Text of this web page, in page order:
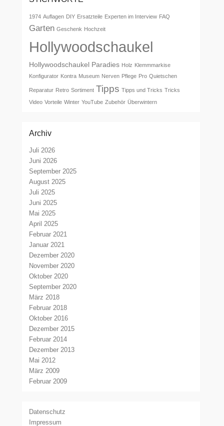
1974 Auflagen DIY Ersatzteile Experten im Interview FAQ
Garten Geschenk Hochzeit
Hollywoodschaukel
Hollywoodschaukel Paradies Holz Klemmmarkise
Konfigurator Kontra Museum Nerven Pflege Pro Quietschen
Reparatur Retro Sortiment Tipps Tipps und Tricks Tricks
Video Vorteile Winter YouTube Zubehör Überwintern
Archiv
Juli 2026
Juni 2026
September 2025
August 2025
Juli 2025
Juni 2025
Mai 2025
April 2025
Februar 2021
Januar 2021
Dezember 2020
November 2020
Oktober 2020
September 2020
März 2018
Februar 2018
Oktober 2016
Dezember 2015
Februar 2014
Dezember 2013
Mai 2012
März 2009
Februar 2009
Datenschutz
Impressum